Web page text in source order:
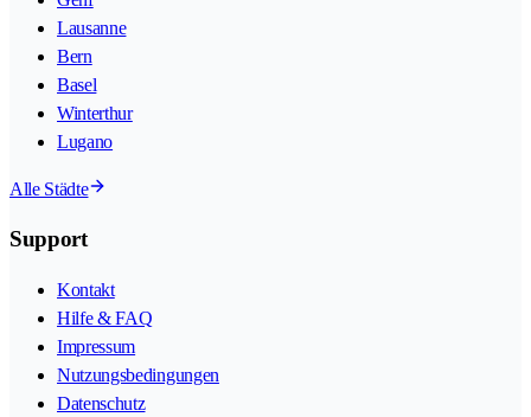
Lausanne
Bern
Basel
Winterthur
Lugano
Alle Städte
Support
Kontakt
Hilfe & FAQ
Impressum
Nutzungsbedingungen
Datenschutz